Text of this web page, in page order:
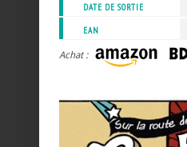
DATE DE SORTIE
EAN
Achat :